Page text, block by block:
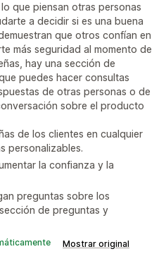
que piensan otras personas
a decidir si es una buena
que otros confían en
más seguridad al momento de
hay una sección de
puedes hacer consultas
de otras personas o de
sobre el producto
de los clientes en cualquier
personalizables.
la confianza y la
preguntas sobre los
de preguntas y
Mostrar original